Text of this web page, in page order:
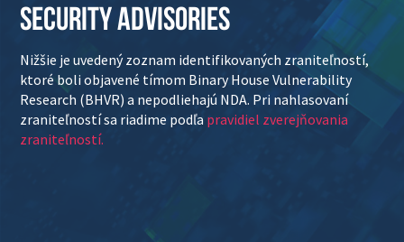
SECURITY ADVISORIES
Nižšie je uvedený zoznam identifikovaných zraniteľností,
ktoré boli objavené tímom Binary House Vulnerability
Research (BHVR) a nepodliehajú NDA. Pri nahlasovaní
zraniteľností sa riadime podľa pravidiel zverejňovania
zraniteľností.